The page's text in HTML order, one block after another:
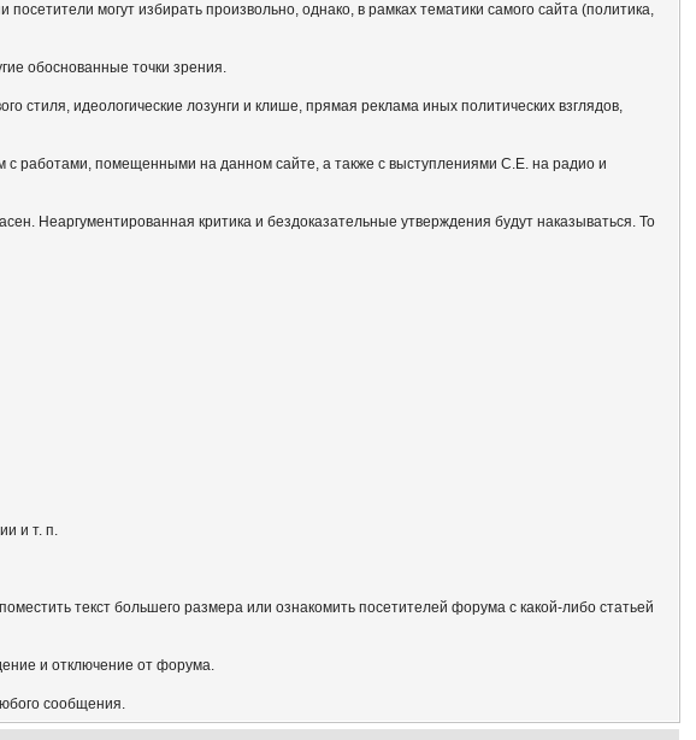
могут избирать произвольно, однако, в рамках тематики самого сайта (политика,
обоснованные точки зрения.
стиля, идеологические лозунги и клише, прямая реклама иных политических взглядов,
с работами, помещенными на данном сайте, а также с выступлениями С.Е. на радио и
Неаргументированная критика и бездоказательные утверждения будут наказываться. То
и т. п.
текст большего размера или ознакомить посетителей форума с какой-либо статьей
и отключение от форума.
сообщения.